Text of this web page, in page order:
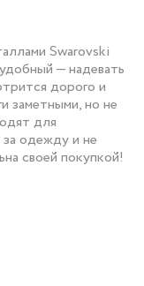
Swarovski
— надевать
дорого и
заметными, но не
для
одежду и не
своей покупкой!